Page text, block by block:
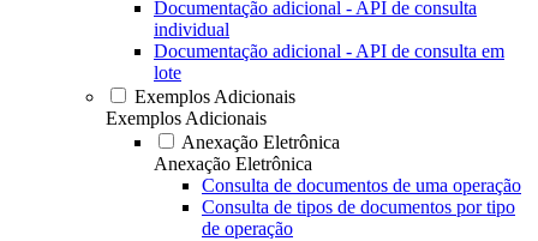
Documentação adicional - API de consulta
individual
Documentação adicional - API de consulta em
lote
Exemplos Adicionais
Exemplos Adicionais
Anexação Eletrônica
Anexação Eletrônica
Consulta de documentos de uma operação
Consulta de tipos de documentos por tipo
de operação